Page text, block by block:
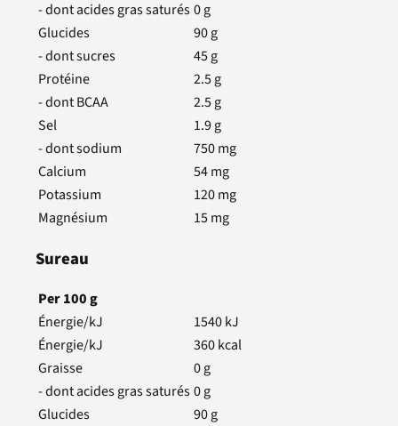
- dont acides gras saturés0g
Glucides
90g
- dont sucres
45g
Protéine
2.5g
- dont BCAA
2.5g
Sel
1.9g
- dont sodium
750mg
Calcium
54mg
Potassium
120mg
Magnésium
15mg
Sureau
Per100g
Énergie/kJ
1540kJ
Énergie/kJ
360kcal
Graisse
0g
- dont acides gras saturés0g
Glucides
90g